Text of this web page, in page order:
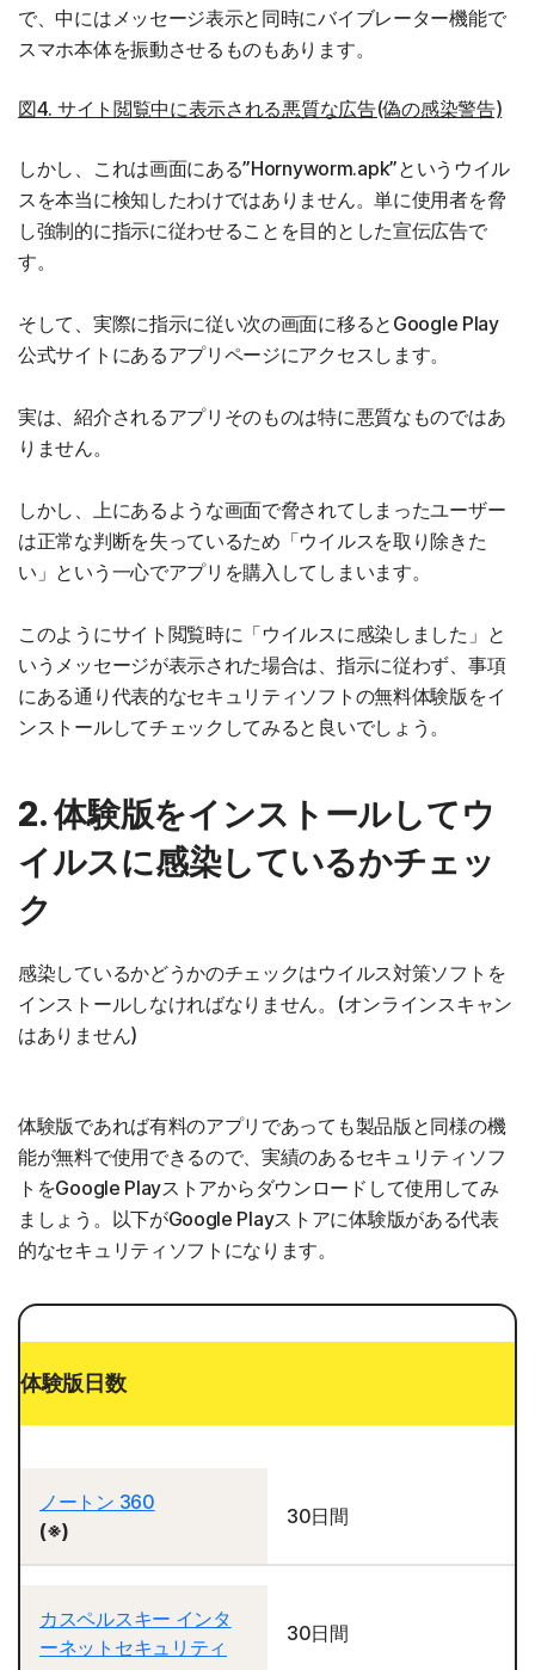
で、中にはメッセージ表示と同時にバイブレーター機能で
スマホ本体を振動させるものもあります。
図4. サイト閲覧中に表示される悪質な広告(偽の感染警告)
しかし、これは画面にある”Hornyworm.apk”というウイル
スを本当に検知したわけではありません。単に使用者を脅
し強制的に指示に従わせることを目的とした宣伝広告で
す。
そして、実際に指示に従い次の画面に移るとGoogle Play
公式サイトにあるアプリページにアクセスします。
実は、紹介されるアプリそのものは特に悪質なものではあ
りません。
しかし、上にあるような画面で脅されてしまったユーザー
は正常な判断を失っているため「ウイルスを取り除きた
い」という一心でアプリを購入してしまいます。
このようにサイト閲覧時に「ウイルスに感染しました」と
いうメッセージが表示された場合は、指示に従わず、事項
にある通り代表的なセキュリティソフトの無料体験版をイ
ンストールしてチェックしてみると良いでしょう。
2. 体験版をインストールしてウ
イルスに感染しているかチェッ
ク
感染しているかどうかのチェックはウイルス対策ソフトを
インストールしなければなりません。(オンラインスキャン
はありません)
体験版であれば有料のアプリであっても製品版と同様の機
能が無料で使用できるので、実績のあるセキュリティソフ
トをGoogle Playストアからダウンロードして使用してみ
ましょう。以下がGoogle Playストアに体験版がある代表
的なセキュリティソフトになります。
体験版日数
ノートン 360
(※)
30日間
カスペルスキー インタ
ーネットセキュリティ
30日間